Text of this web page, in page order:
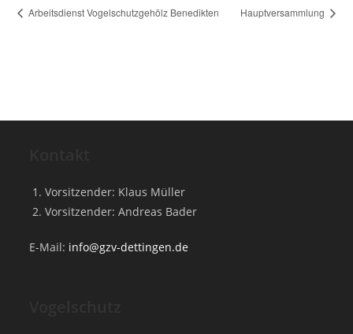
Arbeitsdienst Vogelschutzgehölz Benedikten Hauptversammlung
Vorsitzender: Klaus Müller
Vorsitzender: Andreas Bader
E-Mail: info@gzv-dettingen.de